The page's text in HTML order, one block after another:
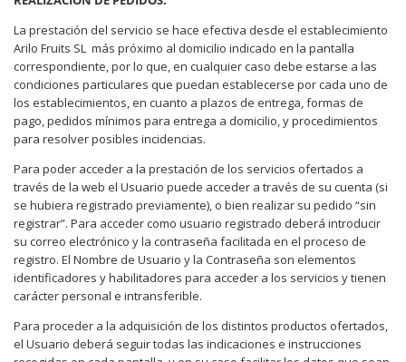
La prestación del servicio se hace efectiva desde el establecimiento
Arilo Fruits SL más próximo al domicilio indicado en la pantalla
correspondiente, por lo que, en cualquier caso debe estarse a las
condiciones particulares que puedan establecerse por cada uno de
los establecimientos, en cuanto a plazos de entrega, formas de
pago, pedidos mínimos para entrega a domicilio, y procedimientos
para resolver posibles incidencias.
Para poder acceder a la prestación de los servicios ofertados a
través de la web el Usuario puede acceder a través de su cuenta (si
se hubiera registrado previamente), o bien realizar su pedido “sin
registrar”. Para acceder como usuario registrado deberá introducir
su correo electrónico y la contraseña facilitada en el proceso de
registro. El Nombre de Usuario y la Contraseña son elementos
identificadores y habilitadores para acceder a los servicios y tienen
carácter personal e intransferible.
Para proceder a la adquisición de los distintos productos ofertados,
el Usuario deberá seguir todas las indicaciones e instrucciones